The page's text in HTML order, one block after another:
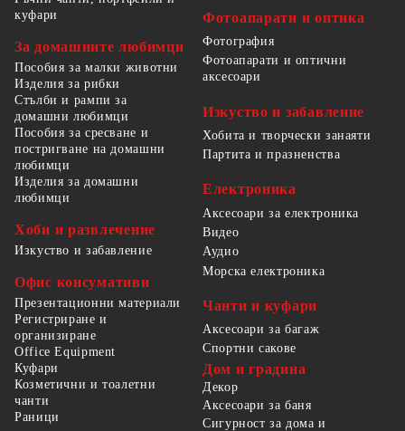
куфари
За домашните любимци
Пособия за малки животни
Изделия за рибки
Стълби и рампи за
домашни любимци
Пособия за сресване и
постригване на домашни
любимци
Изделия за домашни
любимци
Хоби и развлечение
Изкуство и забавление
Офис консумативи
Презентационни материали
Регистриране и
организиране
Office Equipment
Фотоапарати и оптика
Фотография
Фотоапарати и оптични
аксесоари
Изкуство и забавление
Хобита и творчески занаяти
Партита и празненства
Електроника
Аксесоари за електроника
Видео
Аудио
Морска електроника
Чанти и куфари
Аксесоари за багаж
Спортни сакове
Куфари
Козметични и тоалетни
чанти
Раници
Дом и градина
Декор
Аксесоари за баня
Сигурност за дома и